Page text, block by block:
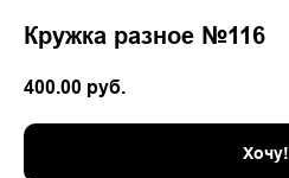
Кружка разное №116
400.00 руб.
Хочу!